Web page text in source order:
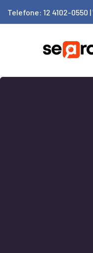
Telefone: 12 4102-0550